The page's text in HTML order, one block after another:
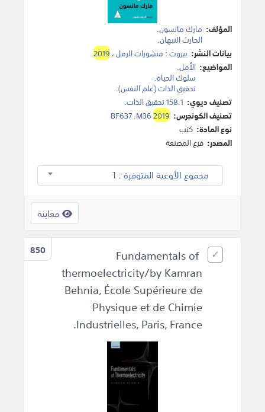
المؤلف: مارك مانسون.
الحارث النبهان.
بيانات النشر: بيروت: منشورات الرمل،2019
.
المواضيع: الأمل.
سلوك الحياة.
تحقيق الذات (علم النفس).
تصنيف ديوي: 158.1 تحقيق الذات.
تصنيف الكونجرس:
BF637 .M362019
نوع المادة: كتب
المصدر: فرع المصنعة
مجموع الأوعية المتوفرة : 1
معاينة
850
Fundamentals of
thermoelectricity/by Kamran
Behnia, École Supérieure de
Physique et de Chimie
Industrielles, Paris, France.